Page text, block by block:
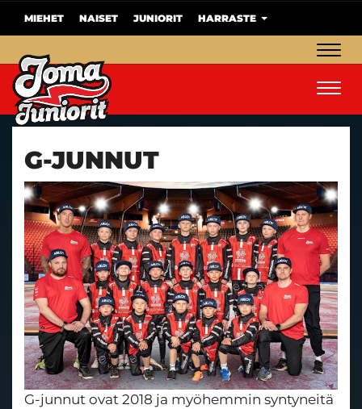
MIEHET NAISET JUNIORIT HARRASTE
G-JUNNUT
G-junnut ovat 2018 ja myöhemmin syntyneitä